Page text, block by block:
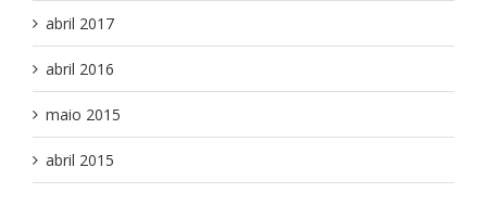
abril 2017
abril 2016
maio 2015
abril 2015